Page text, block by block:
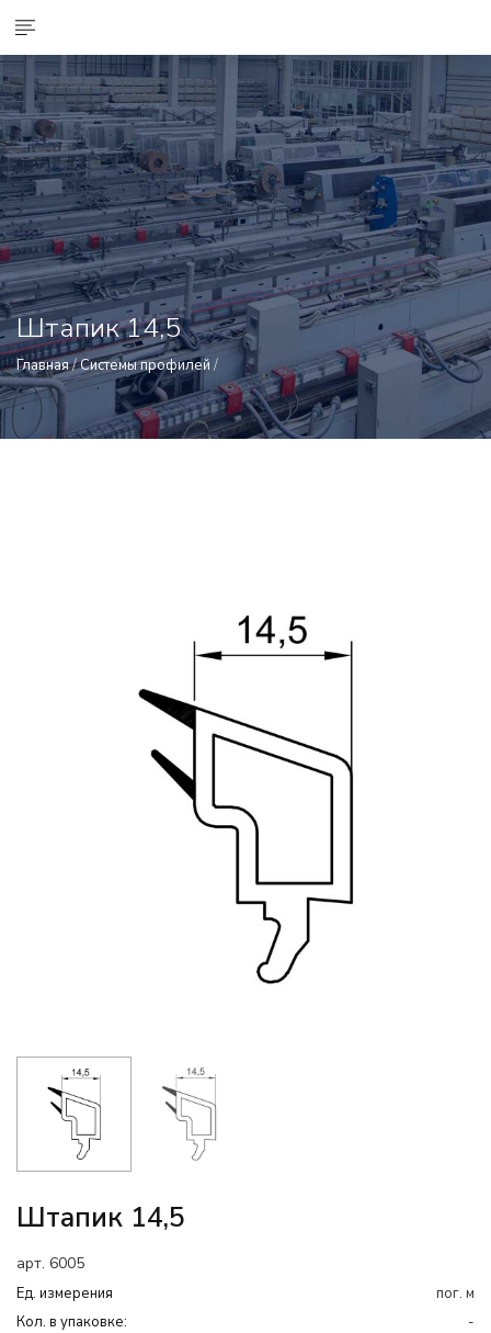
Штапик 14,5
Главная/Системы профилей/
Штапик 14,5
арт. 6005
Ед. измерения
пог. м
Кол. в упаковке:
-